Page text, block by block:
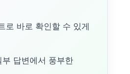
로 바로 확인할 수 있게
부 답변에서 풍부한